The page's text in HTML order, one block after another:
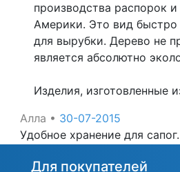
производства распорок
Америки. Это вид быстро
для вырубки. Дерево не
является абсолютно
Изделия, изготовленные
Алла • 30-07-2015
Удобное хранение для
Для покупателей